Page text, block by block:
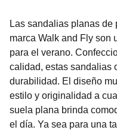
Las sandalias planas
marca Walk and Fly son
para el verano.
calidad, estas sandalias
durabilidad. El diseño
estilo y originalidad a
suela plana brinda
el día. Ya sea para una